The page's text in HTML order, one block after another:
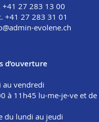
+41 27 283 13 00
+41 27 283 31 01
evolene.ch
d’ouverture
au vendredi
à 11h45 lu-me-je-ve et
du lundi au jeudi